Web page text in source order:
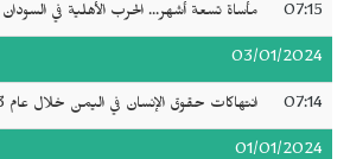
07:15 مأساة تسعة أشهر... الحرب الأهلية في السودان
03/01/2024
07:14 انتهاكات حقوق الإنسان في اليمن خلال عام 2023
01/01/2024